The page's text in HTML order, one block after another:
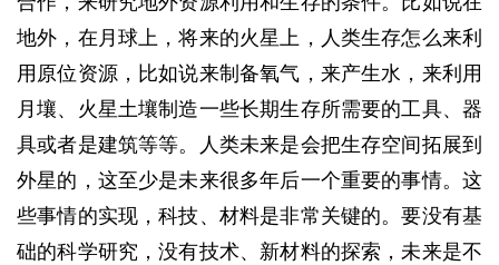
地外，在月球上，将来的火星上，人类生存怎么来利
用原位资源，比如说来制备氧气，来产生水，来利用
月壤、火星土壤制造一些长期生存所需要的工具、器
具或者是建筑等等。人类未来是会把生存空间拓展到
外星的，这至少是未来很多年后一个重要的事情。这
些事情的实现，科技、材料是非常关键的。要没有基
础的科学研究，没有技术、新材料的探索，未来是不